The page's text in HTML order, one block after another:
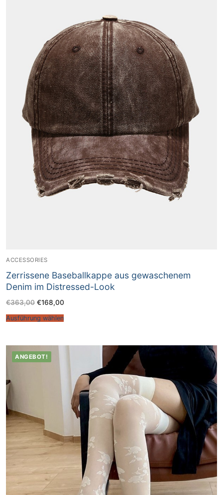
ACCESSORIES
Zerrissene Baseballkappe aus gewaschenem
Denim im Distressed-Look
€363,00 €168,00
Ausführung wählen
ANGEBOT!